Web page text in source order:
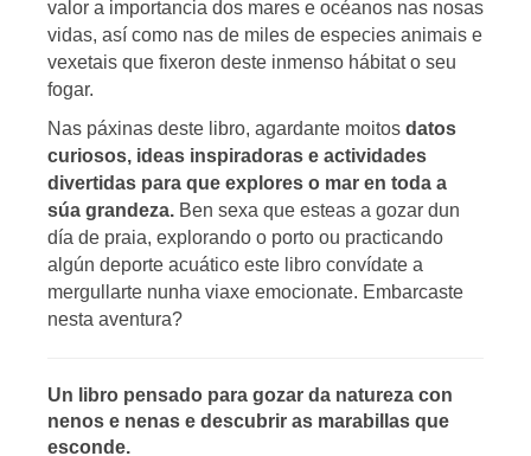
valor a importancia dos mares e océanos nas nosas
vidas, así como nas de miles de especies animais e
vexetais que fixeron deste inmenso hábitat o seu
fogar.
Nas páxinas deste libro, agardante moitos datos
curiosos, ideas inspiradoras e actividades
divertidas para que explores o mar en toda a
súa grandeza. Ben sexa que esteas a gozar dun
día de praia, explorando o porto ou practicando
algún deporte acuático este libro convídate a
mergullarte nunha viaxe emocionate. Embarcaste
nesta aventura?
Un libro pensado para gozar da natureza con
nenos e nenas e descubrir as marabillas que
esconde.